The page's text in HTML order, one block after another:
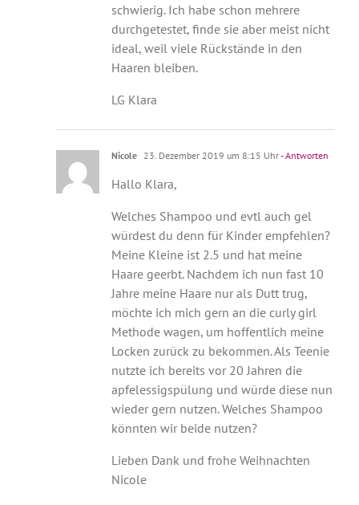
schwierig. Ich habe schon mehrere
durchgetestet, finde sie aber meist nicht
ideal, weil viele Rückstände in den
Haaren bleiben.
LG Klara
Nicole 23. Dezember 2019 um 8:15 Uhr- Antworten
Hallo Klara,
Welches Shampoo und evtl auch gel
würdest du denn für Kinder empfehlen?
Meine Kleine ist 2.5 und hat meine
Haare geerbt. Nachdem ich nun fast 10
Jahre meine Haare nur als Dutt trug,
möchte ich mich gern an die curly girl
Methode wagen, um hoffentlich meine
Locken zurück zu bekommen. Als Teenie
nutzte ich bereits vor 20 Jahren die
apfelessigspülung und würde diese nun
wieder gern nutzen. Welches Shampoo
könnten wir beide nutzen?
Lieben Dank und frohe Weihnachten
Nicole